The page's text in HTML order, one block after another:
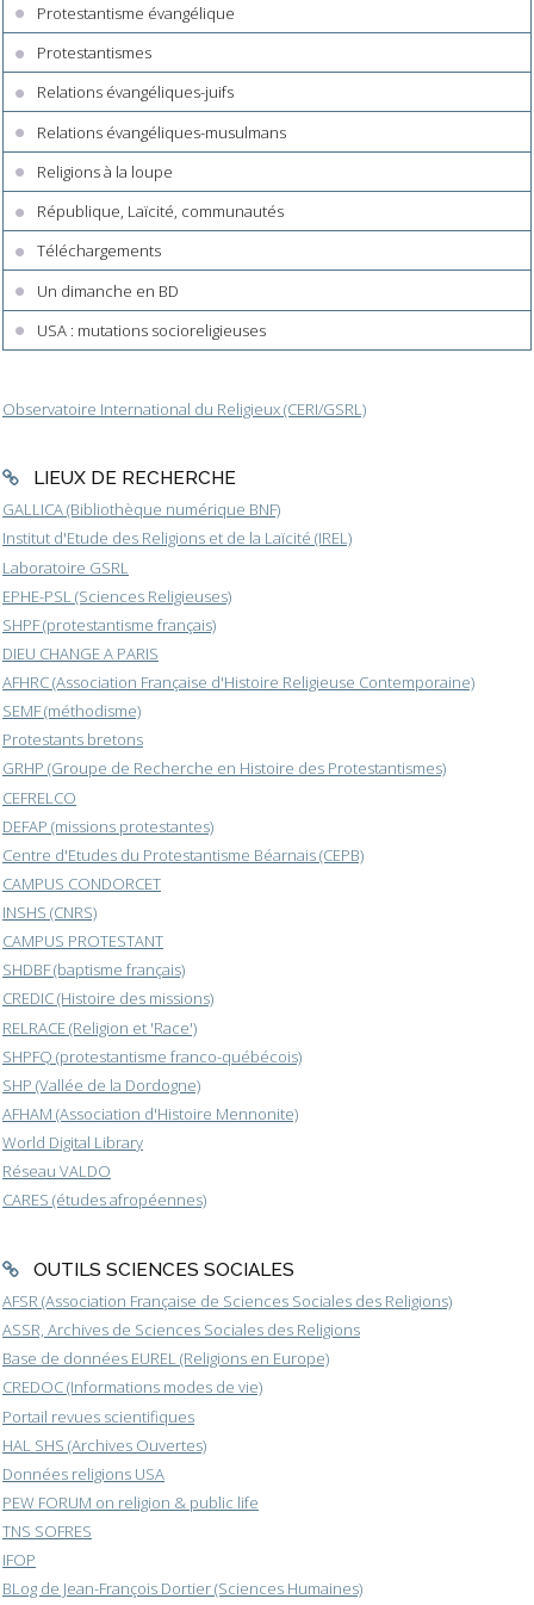
Protestantisme évangélique
Protestantismes
Relations évangéliques-juifs
Relations évangéliques-musulmans
Religions à la loupe
République, Laïcité, communautés
Téléchargements
Un dimanche en BD
USA : mutations socioreligieuses
Observatoire International du Religieux (CERI/GSRL)
LIEUX DE RECHERCHE
GALLICA (Bibliothèque numérique BNF)
Institut d'Etude des Religions et de la Laïcité (IREL)
Laboratoire GSRL
EPHE-PSL (Sciences Religieuses)
SHPF (protestantisme français)
DIEU CHANGE A PARIS
AFHRC (Association Française d'Histoire Religieuse Contemporaine)
SEMF (méthodisme)
Protestants bretons
GRHP (Groupe de Recherche en Histoire des Protestantismes)
CEFRELCO
DEFAP (missions protestantes)
Centre d'Etudes du Protestantisme Béarnais (CEPB)
CAMPUS CONDORCET
INSHS (CNRS)
CAMPUS PROTESTANT
SHDBF (baptisme français)
CREDIC (Histoire des missions)
RELRACE (Religion et 'Race')
SHPFQ (protestantisme franco-québécois)
SHP (Vallée de la Dordogne)
AFHAM (Association d'Histoire Mennonite)
World Digital Library
Réseau VALDO
CARES (études afropéennes)
OUTILS SCIENCES SOCIALES
AFSR (Association Française de Sciences Sociales des Religions)
ASSR, Archives de Sciences Sociales des Religions
Base de données EUREL (Religions en Europe)
CREDOC (Informations modes de vie)
Portail revues scientifiques
HAL SHS (Archives Ouvertes)
Données religions USA
PEW FORUM on religion & public life
TNS SOFRES
IFOP
BLog de Jean-François Dortier (Sciences Humaines)